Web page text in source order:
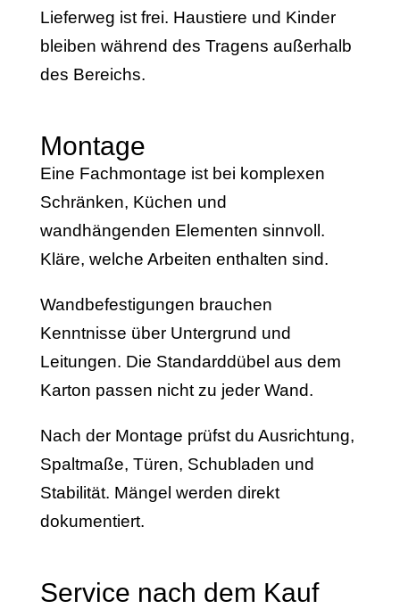
Lieferweg ist frei. Haustiere und Kinder
bleiben während des Tragens außerhalb
des Bereichs.
Montage
Eine Fachmontage ist bei komplexen
Schränken, Küchen und
wandhängenden Elementen sinnvoll.
Kläre, welche Arbeiten enthalten sind.
Wandbefestigungen brauchen
Kenntnisse über Untergrund und
Leitungen. Die Standarddübel aus dem
Karton passen nicht zu jeder Wand.
Nach der Montage prüfst du Ausrichtung,
Spaltmaße, Türen, Schubladen und
Stabilität. Mängel werden direkt
dokumentiert.
Service nach dem Kauf